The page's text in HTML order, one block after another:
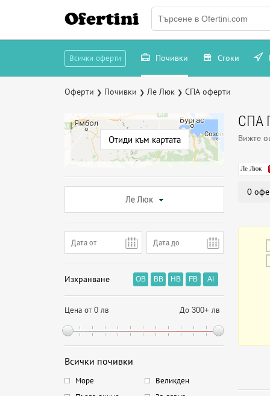
Ofertini
Всички оферти Почивки Стоки
Оферти ❯ Почивки ❯ Ле Люк ❯ СПА оферти
Отиди към картата
Ле Люк
Изхранване OB BB HB FB AI
Цена от 0 лв До 300+ лв
Всички почивки
Море
Великден
СПА
Вижте
Ле Люк
0